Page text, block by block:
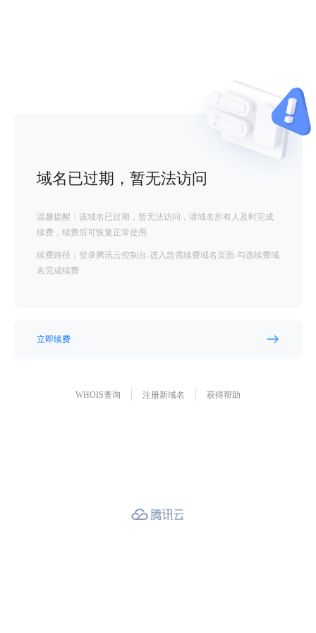
域名已过期，暂无法访问
温馨提醒：该域名已过期，暂无法访问，请域名所有人及时完成
续费，续费后可恢复正常使用
续费路径：登录腾讯云控制台-进入急需续费域名页面-勾选续费域
名完成续费
立即续费
WHOIS查询 注册新域名 获得帮助